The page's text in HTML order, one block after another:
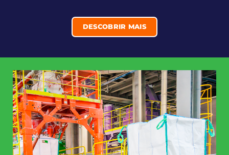
DESCOBRIR MAIS